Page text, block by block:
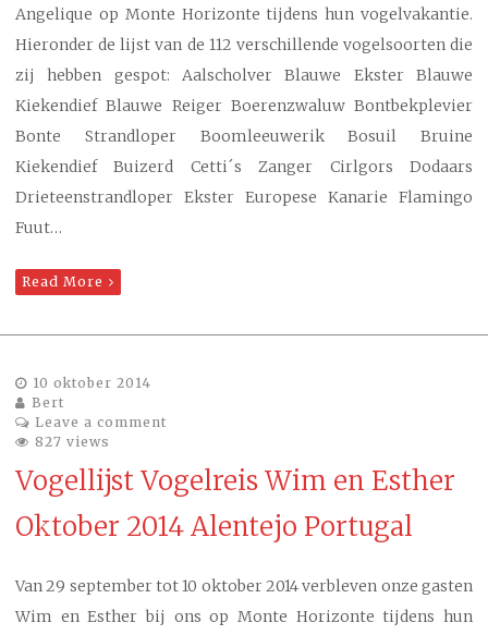
Angelique op Monte Horizonte tijdens hun vogelvakantie.
Hieronder de lijst van de 112 verschillende vogelsoorten die
zij hebben gespot: Aalscholver Blauwe Ekster Blauwe
Kiekendief Blauwe Reiger Boerenzwaluw Bontbekplevier
Bonte Strandloper Boomleeuwerik Bosuil Bruine
Kiekendief Buizerd Cetti´s Zanger Cirlgors Dodaars
Drieteenstrandloper Ekster Europese Kanarie Flamingo
Fuut…
Read More
10 oktober 2014
Bert
Leave a comment
827 views
Vogellijst Vogelreis Wim en Esther
Oktober 2014 Alentejo Portugal
Van 29 september tot 10 oktober 2014 verbleven onze gasten
Wim en Esther bij ons op Monte Horizonte tijdens hun